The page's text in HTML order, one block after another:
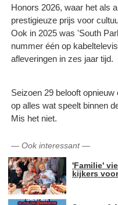
Honors 2026, waar het als
prestigieuze prijs voor
Ook in 2025 was 'South
nummer één op
afleveringen in zes jaar tijd.
Seizoen 29 belooft
op alles wat speelt binnen
Mis het niet.
— Ook interessant—
'Familie'
kijkers